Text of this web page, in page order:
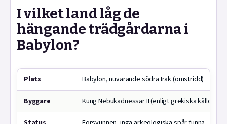
I vilket land låg de
hängande trädgårdarna i
Babylon?
Plats Babylon, nuvarande södra Irak (omstridd)
Byggare Kung Nebukadnessar II (enligt grekiska källor)